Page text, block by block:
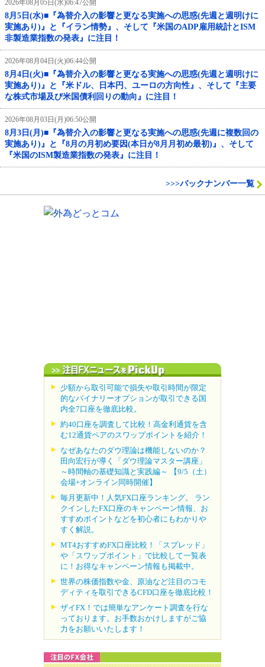
2026年08月05日(水)06:47公開
8月5日(水)■『為替介入の影響と更なる実施への思惑(先週と週明けに
実施あり)』と『イラン情勢』、そして『米国のADP雇用統計とISM
非製造業指数の発表』に注目！
2026年08月04日(火)06:44公開
8月4日(火)■『為替介入の影響と更なる実施への思惑(先週と週明けに
実施あり)』と『米ドル、日本円、ユーロの方向性』、そして『主要
な株式市場及び米国債利回りの動向』に注目！
2026年08月03日(月)06:50公開
8月3日(月)■『為替介入の影響と更なる実施への思惑(先週に複数回の
実施あり)』と『8月の月初め要因(本日が8月月初め最初)』、そして
『米国のISM製造業指数の発表』に注目！
>>>バックナンバー一覧
少額から取引可能で損失や取引時間が限定
的なバイナリーオプションが取引できる国
内全7口座を徹底比較。
約40口座を調査して比較！高金利通貨を含
む12通貨ペアのスワップポイントを紹介！
なぜあなたのダウ理論は機能しないのか？
田向宏行が導く「ダウ理論マスター講座」
～時間軸の基礎知識と実践編～ 【9/5（土）
会場+オンライン同時開催】
毎月更新中！人気FX口座ランキング。 ラン
クインしたFX口座のキャンペーン情報、お
すすめポイントなどを初心者にもわかりや
すく解説。
MT4おすすめFX口座比較！「スプレッド」
や「スワップポイント」で比較して一覧表
に！お得なキャンペーン情報も掲載中。
世界の株価指数や金、原油など注目のコモ
ディティを取引できるCFD口座を徹底比較！
ザイFX！では簡単なアンケート調査を行な
っております。お手数おかけしますがご協
力をお願いいたします！